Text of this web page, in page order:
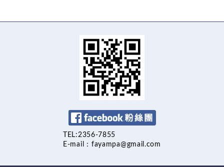
TEL:2356-7855
E-mail：fayampa@gmail.com